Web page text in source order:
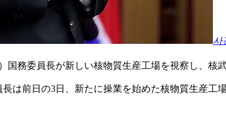
사
国務委員長が新しい核物質生産工場を視察し、核
は前日の3日、新たに操業を始めた核物質生産